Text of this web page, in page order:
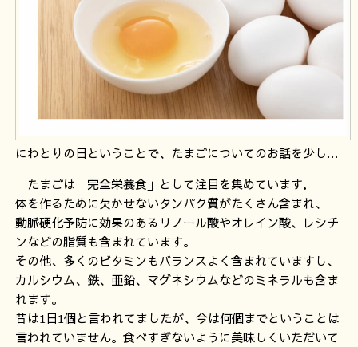
にわとりの日ということで、たまごについてのお話を少し…
たまごは「完全栄養食」として注目を集めています．
体を作るために欠かせないタンパク質がたくさん含まれ、
動脈硬化予防に効果のあるリノール酸やオレイン酸、レシチ
ンなどの脂質も含まれています。
その他、多くのビタミンもバランスよく含まれていますし、
カルシウム、鉄、亜鉛、マグネシウムなどのミネラルも含ま
れます。
昔は1日1個と言われてましたが、今は何個までということは
言われていません。食べすぎないように美味しくいただいて